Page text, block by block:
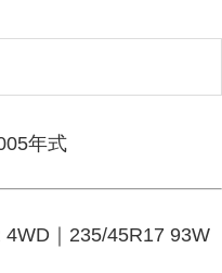
年式
｜235/45R17 93W